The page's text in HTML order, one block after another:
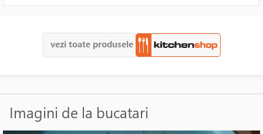
vezi toate produsele
Imagini de la bucatari